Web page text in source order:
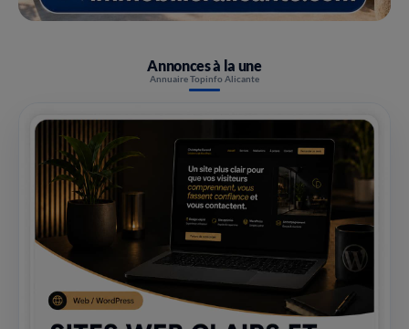
Annonces à la une
Annuaire Topinfo Alicante